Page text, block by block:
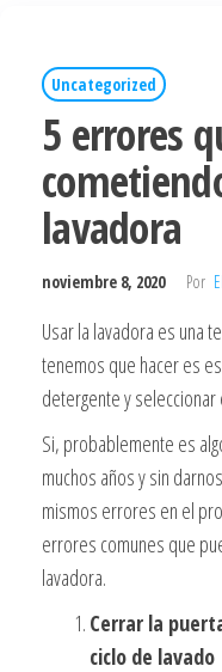
Uncategorized
5 errores
lavadora
noviembre 8, 2020 Por
Usar la lavadora es una
tenemos que hacer es
detergente y
Si, probablemente es
muchos años y sin
mismos errores en el
errores comunes que
lavadora.
Cerrar la
ciclo de lavado